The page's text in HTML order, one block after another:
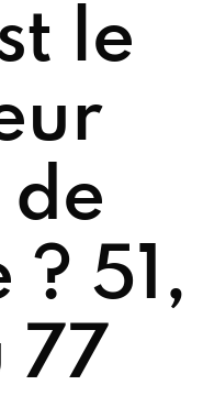
le
51,
77